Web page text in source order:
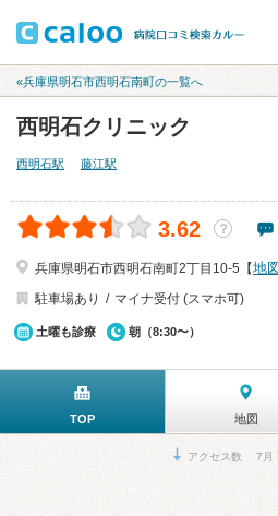
«兵庫県明石市西明石南町の一覧へ
西明石クリニック
西明石駅 藤江駅
3.62 ？
兵庫県明石市西明石南町2丁目10-5【地図
駐車場あり
マイナ受付 (スマホ可)
土曜も診療 朝（8:30〜）
TOP 地図
アクセス数 7月